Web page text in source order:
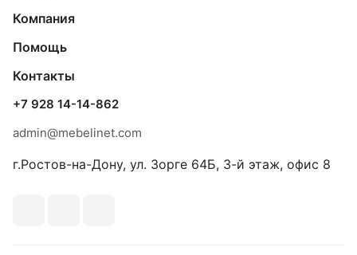
Компания
Помощь
Контакты
+7 928 14-14-862
admin@mebelinet.com
г.Ростов-на-Дону, ул. Зорге 64Б, 3-й этаж, офис 8